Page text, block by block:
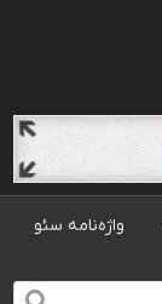
واژه‌نامه سئو